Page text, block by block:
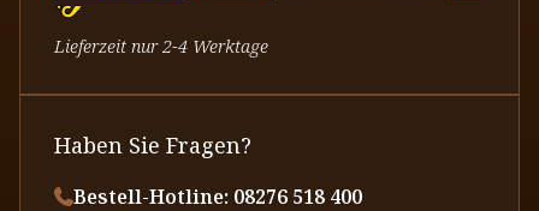
Lieferzeit nur 2-4 Werktage
Haben Sie Fragen?
Bestell-Hotline: 08276 518 400